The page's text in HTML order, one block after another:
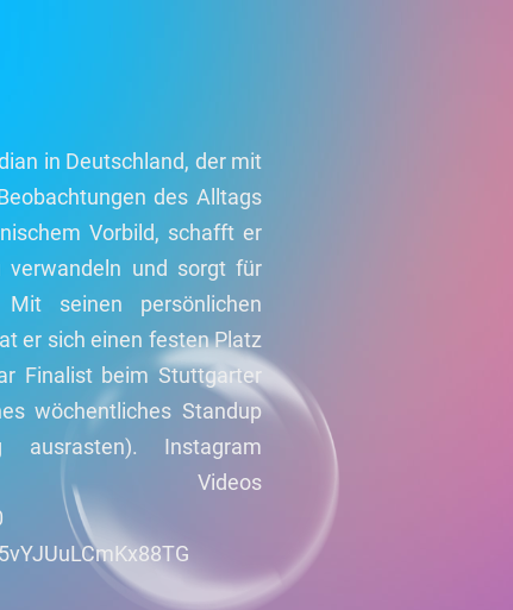
in Deutschland, der mit
des Alltags
Vorbild, schafft er
verwandeln und sorgt für
seinen persönlichen
er sich einen festen Platz
Finalist beim Stuttgarter
wöchentliches Standup
Instagram
Videos